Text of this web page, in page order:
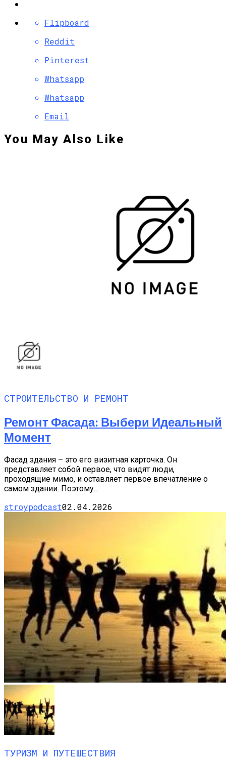
Flipboard
Reddit
Pinterest
Whatsapp
Whatsapp
Email
You May Also Like
СТРОИТЕЛЬСТВО И РЕМОНТ
Ремонт Фасада: Выбери Идеальный
Момент
Фасад здания – это его визитная карточка. Он
представляет собой первое, что видят люди,
проходящие мимо, и оставляет первое впечатление о
самом здании. Поэтому...
stroypodcast02.04.2026
ТУРИЗМ И ПУТЕШЕСТВИЯ